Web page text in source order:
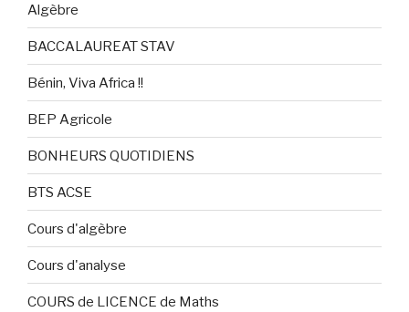
Algèbre
BACCALAUREAT STAV
Bénin, Viva Africa !!
BEP Agricole
BONHEURS QUOTIDIENS
BTS ACSE
Cours d'algèbre
Cours d'analyse
COURS de LICENCE de Maths